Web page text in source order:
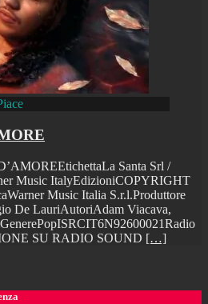
Santa Srl /
Music ItalyEdizioniCOPYRIGHT
Music Italia S.r.l.Produttore
De LauriAutoriAdam Viacava,
SU RADIO SOUND […]